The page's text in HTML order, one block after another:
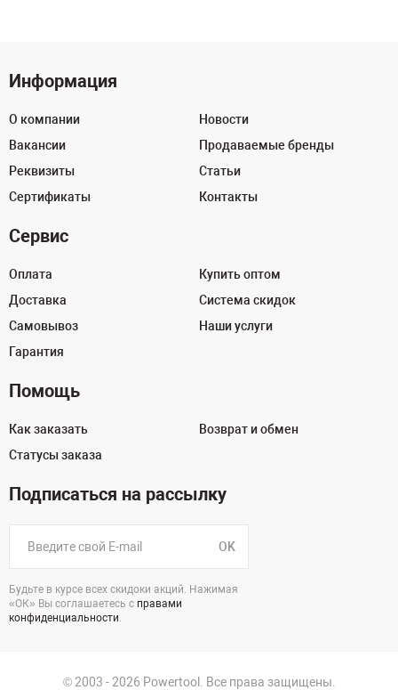
Информация
О компании
Вакансии
Реквизиты
Сертификаты
Новости
Продаваемые бренды
Статьи
Контакты
Сервис
Оплата
Доставка
Самовывоз
Гарантия
Купить оптом
Система скидок
Наши услуги
Помощь
Как заказать
Статусы заказа
Возврат и обмен
Подписаться на рассылку
OK
Будьте в курсе всех скидоки акций. Нажимая
«ОК» Вы соглашаетесь с правами
конфиденциальности.
© 2003 - 2026 Powertool. Все права защищены.